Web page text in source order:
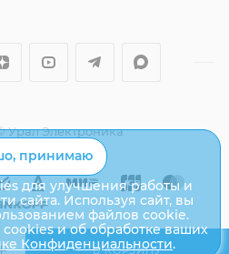
В КОРЗИНУ
Урал Электроника
для улучшения работы и
сайта. Используя сайт, вы
файлов cookie.
и об обработке ваших
Конфиденциальности.
принимаю